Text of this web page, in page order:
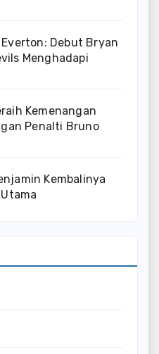
Debut Bryan
Menghadapi
Kemenangan
Penalti Bruno
Kembalinya